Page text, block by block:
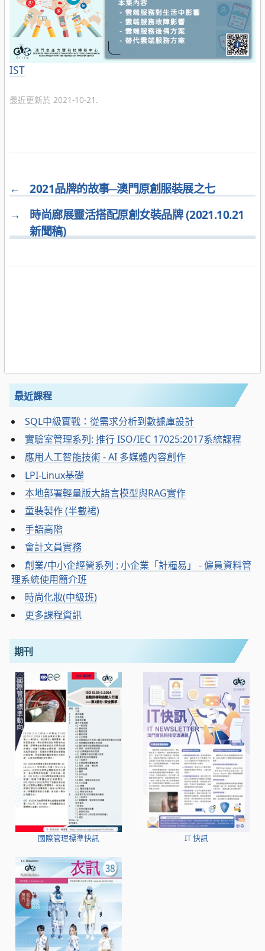
分
IST
最近更新於 2021-10-21.
←
2021品牌的故事─澳門原創服裝展之七
→
時尚廊展靈活搭配原創女裝品牌 (2021.10.21
新聞稿)
最近課程
SQL中級實戰：從需求分析到數據庫設計
實驗室管理系列: 推行 ISO/IEC 17025:2017系統課程
應用人工智能技術 - AI 多媒體內容創作
LPI-Linux基礎
本地部署輕量版大語言模型與RAG實作
童裝製作 (半截裙)
手語高階
會計文員實務
創業/中小企經營系列 : 小企業「計糧易」 - 僱員資料管
理系統使用簡介班
時尚化妝(中級班)
更多課程資訊
期刊
國際管理標準快訊 IT 快訊